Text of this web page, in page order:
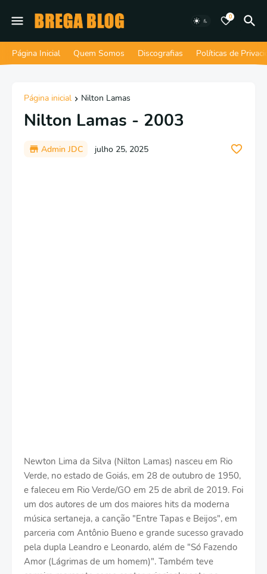
0
Página Inicial Quem Somos Discografias Políticas de
Página inicial Nilton Lamas
Nilton Lamas - 2003
Admin JDC julho 25, 2025
Newton Lima da Silva (Nilton Lamas) nasceu em Rio
Verde, no estado de Goiás, em 28 de outubro de 1950,
e faleceu em Rio Verde/GO em 25 de abril de 2019. Foi
um dos autores de um dos maiores hits da moderna
música sertaneja, a canção "Entre Tapas e Beijos", em
parceria com Antônio Bueno e grande sucesso gravado
pela dupla Leandro e Leonardo, além de "Só Fazendo
Amor (Lágrimas de um homem)". Também teve